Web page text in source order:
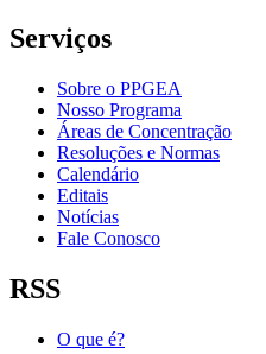
Serviços
Sobre o PPGEA
Nosso Programa
Áreas de Concentração
Resoluções e Normas
Calendário
Editais
Notícias
Fale Conosco
RSS
O que é?